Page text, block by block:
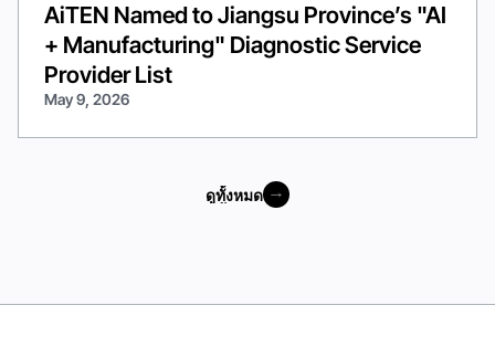
AiTEN Named to Jiangsu Province’s "AI
+ Manufacturing" Diagnostic Service
Provider List
May 9, 2026
ดูทั้งหมด